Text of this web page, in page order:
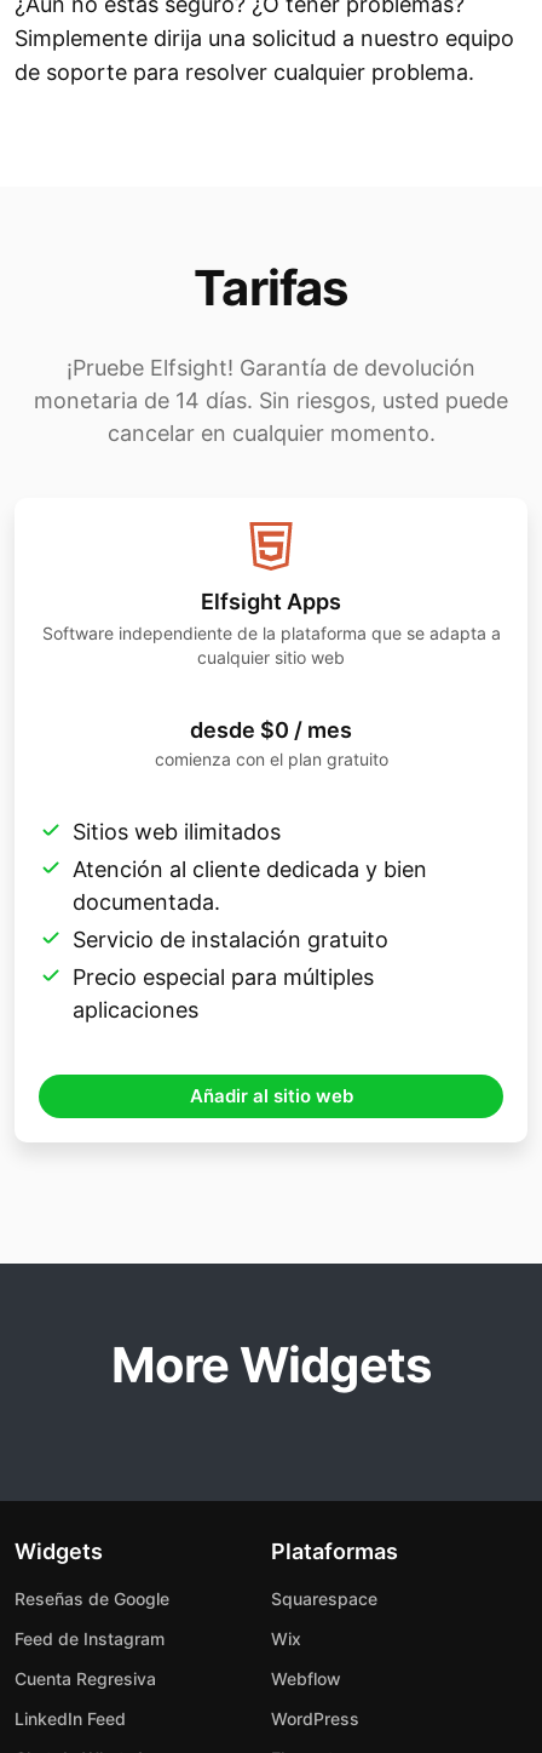
Simplemente dirija una solicitud a nuestro equipo
de soporte para resolver cualquier problema.
Tarifas
¡Pruebe Elfsight! Garantía de devolución
monetaria de 14 días. Sin riesgos, usted puede
cancelar en cualquier momento.
Elfsight Apps
Software independiente de la plataforma que se adapta a
cualquier sitio web
desde $0 / mes
comienza con el plan gratuito
Sitios web ilimitados
Atención al cliente dedicada y bien
documentada.
Servicio de instalación gratuito
Precio especial para múltiples
aplicaciones
Añadir al sitio web
More Widgets
Widgets
Reseñas de Google
Feed de Instagram
Cuenta Regresiva
LinkedIn Feed
Plataformas
Squarespace
Wix
Webflow
WordPress